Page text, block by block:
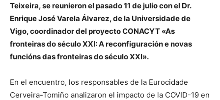
Teixeira, se reunieron el pasado 11 de julio con el Dr.
Enrique José Varela Álvarez, de la Universidade de
Vigo, coordinador del proyecto CONACYT «As
fronteiras do século XXI: A reconfiguración e novas
funcións das fronteiras do século XXI».
En el encuentro, los responsables de la Eurocidade
Cerveira-Tomiño analizaron el impacto de la COVID-19 en